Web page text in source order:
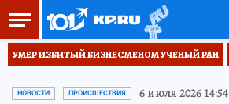
УМЕР ИЗБИТЫЙ БИЗНЕСМЕНОМ УЧЕНЫЙ РАН
НОВОСТИ ПРОИСШЕСТВИЯ 6 июля 2026 14:54